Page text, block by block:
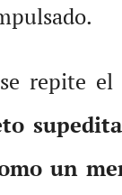
repite
un